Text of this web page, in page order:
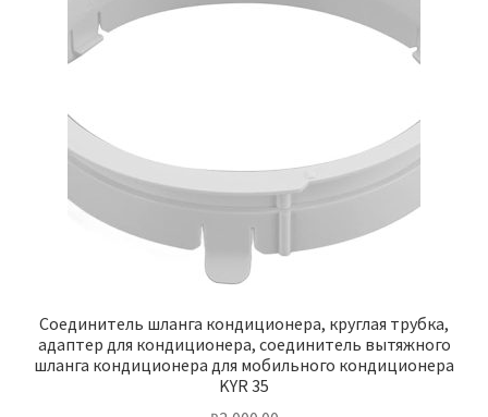
Соединитель шланга кондиционера, круглая трубка,
адаптер для кондиционера, соединитель вытяжного
шланга кондиционера для мобильного кондиционера
KYR 35